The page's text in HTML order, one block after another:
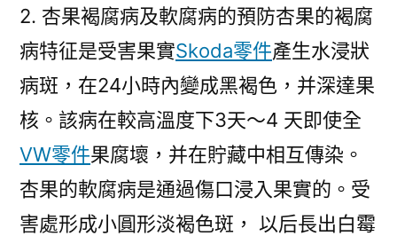
2. 杏果褐腐病及軟腐病的預防杏果的褐腐
病特征是受害果實Skoda零件產生水浸狀
病斑，在24小時內變成黑褐色，并深達果
核。該病在較高溫度下3天～4 天即使全
VW零件果腐壞，并在貯藏中相互傳染。
杏果的軟腐病是通過傷口浸入果實的。受
害處形成小圓形淡褐色斑， 以后長出白霉